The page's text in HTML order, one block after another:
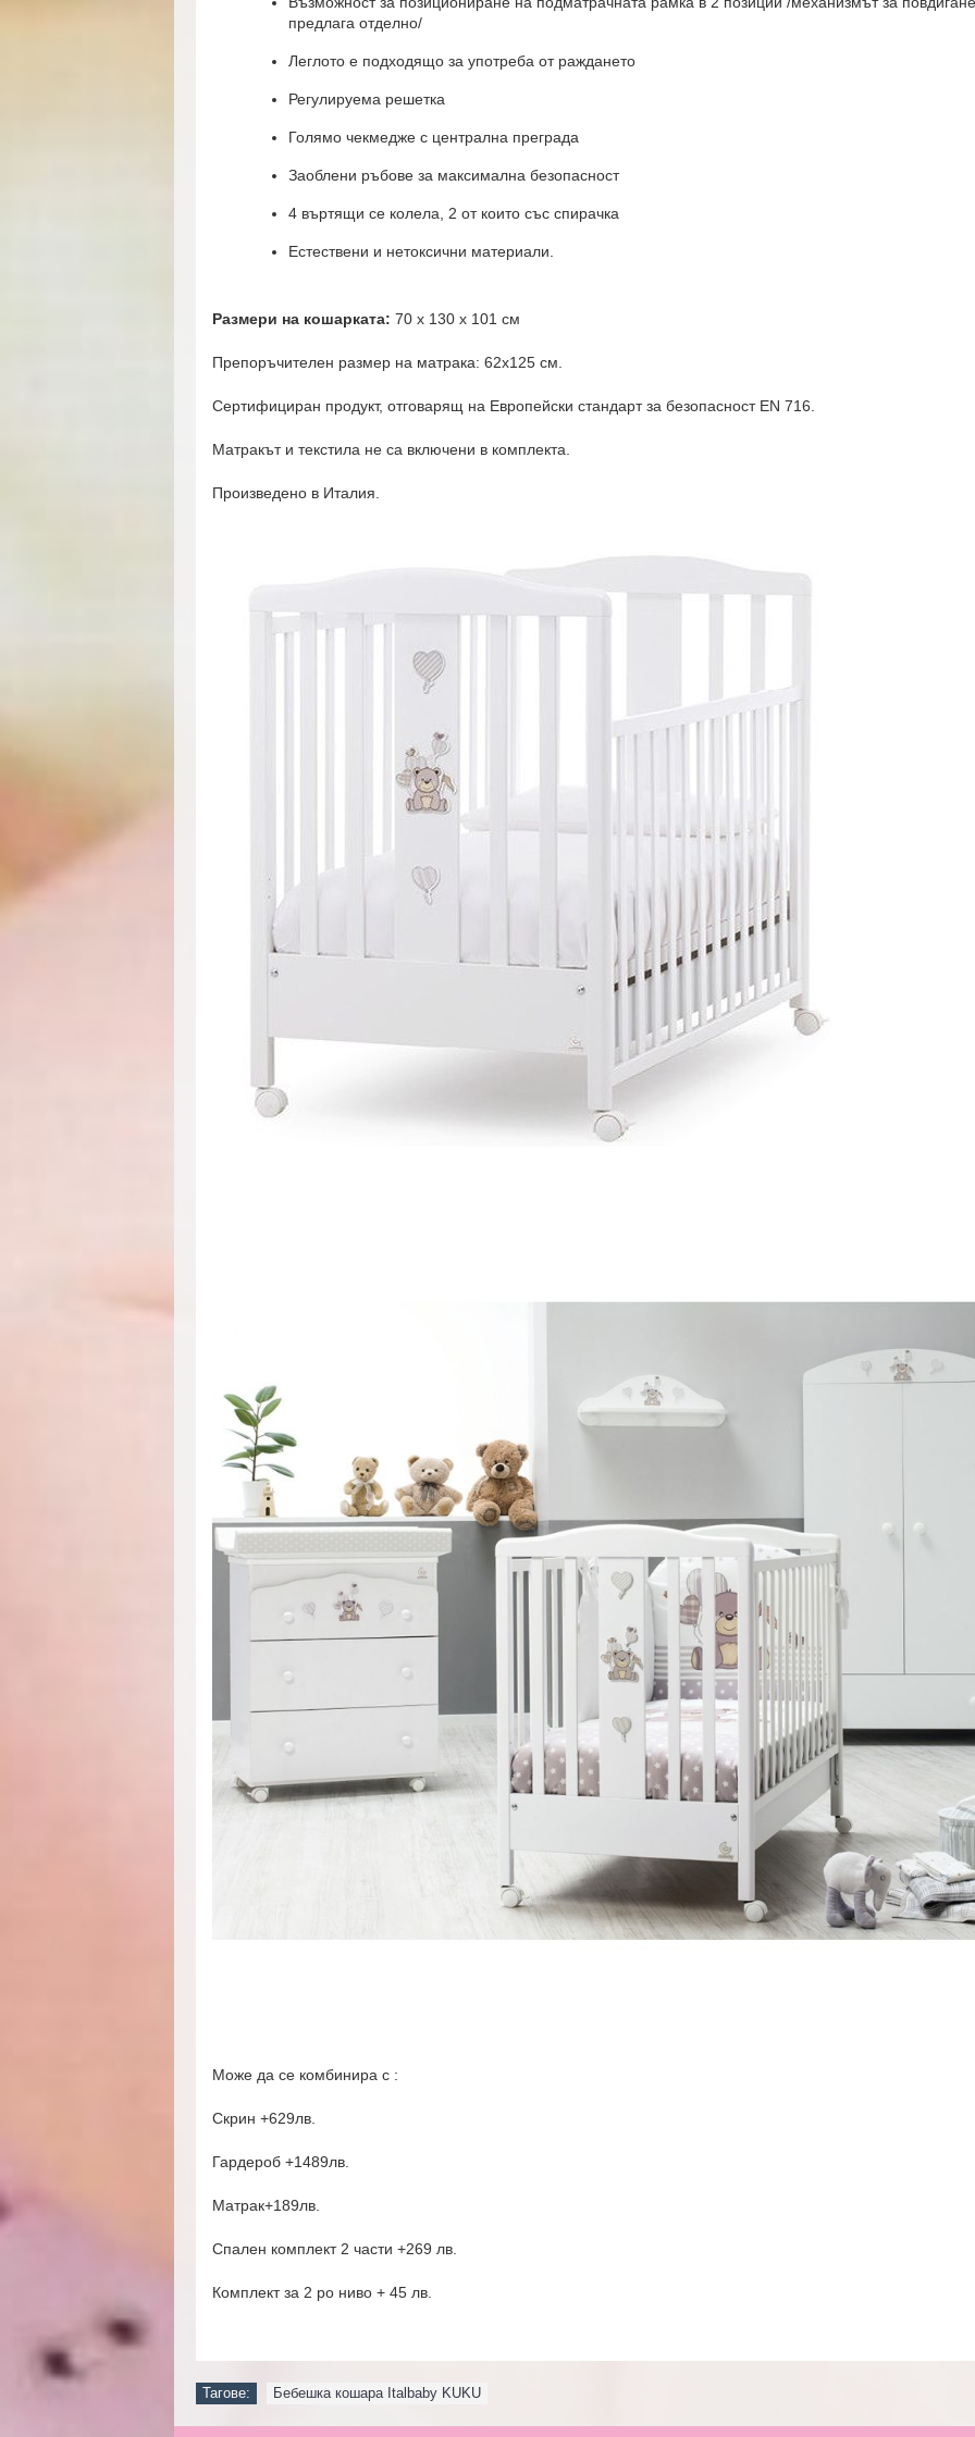
предлага отделно/
Леглото е подходящо за употреба от раждането
Регулируема решетка
Голямо чекмедже с централна преграда
Заоблени ръбове за максимална безопасност
4 въртящи се колела, 2 от които със спирачка
Естествени и нетоксични материали.
Размери на кошарката: 70 x 130 x 101 см
Препоръчителен размер на матрака: 62x125 см.
Сертифициран продукт, отговарящ на Европейски стандарт за безопасност EN 716.
Матракът и текстила не са включени в комплекта.
Произведено в Италия.
Може да се комбинира с :
Скрин +629лв.
Гардероб +1489лв.
Матрак+189лв.
Спален комплект 2 части +269 лв.
Комплект за 2 ро ниво + 45 лв.
Тагове: Бебешка кошара Italbaby KUKU